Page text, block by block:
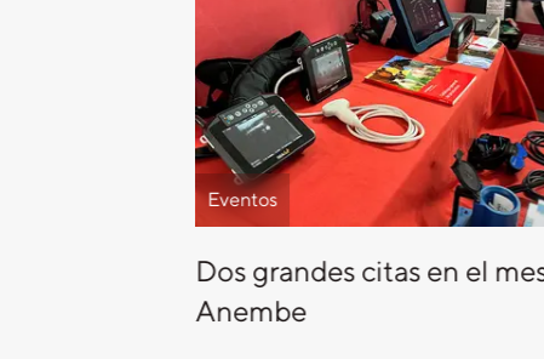
Eventos
Dos grandes citas en el
Anembe